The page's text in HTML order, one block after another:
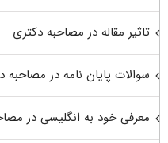
تاثیر مقاله در مصاحبه دکتری
سوالات پایان نامه در مصاحبه
معرفی خود به انگلیسی در